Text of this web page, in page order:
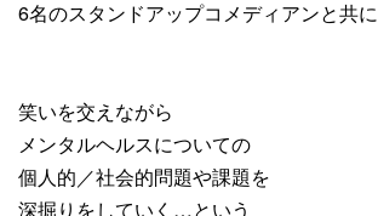
6名のスタンドアップコメディアンと共に
笑いを交えながら
メンタルヘルスについての
個人的／社会的問題や課題を
深掘りをしていく…という